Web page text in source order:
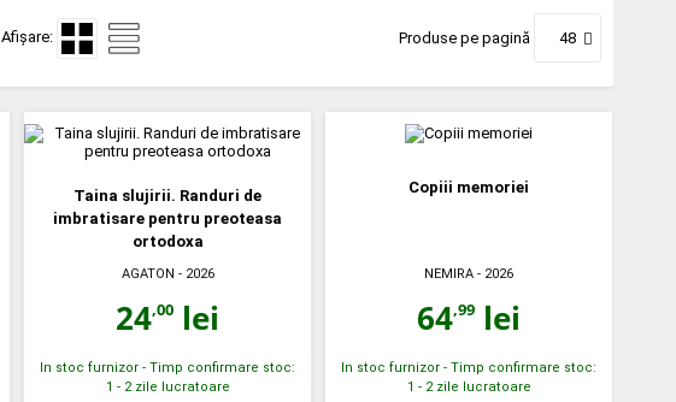
Afișare: Produse pe pagină 48
Taina slujirii. Randuri de
imbratisare pentru preoteasa
ortodoxa
AGATON - 2026
24,00 lei
In stoc furnizor - Timp confirmare stoc:
1 - 2 zile lucratoare
Copiii memoriei
NEMIRA - 2026
64,99 lei
In stoc furnizor - Timp confirmare stoc:
1 - 2 zile lucratoare